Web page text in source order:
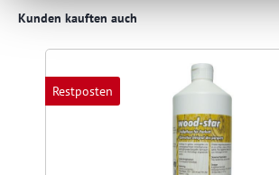
Produktgalerie überspringen
Kunden kauften auch
Restposten